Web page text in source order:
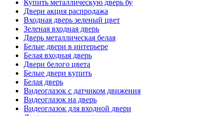
Купить металлическую дверь бу
Двери акция распродажа
Входная дверь зеленый цвет
Зеленая входная дверь
Дверь металлическая белая
Белые двери в интерьере
Белая входная дверь
Двери белого цвета
Белые двери купить
Белая дверь
Видеоглазок с датчиком движения
Видеоглазок на дверь
Видеоглазок для входной двери